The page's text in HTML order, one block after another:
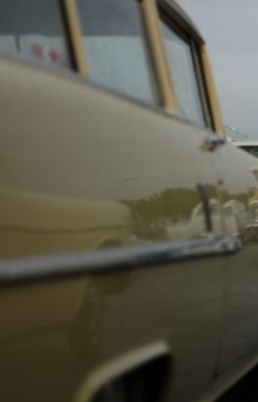
0 mm
08 octobre 2019